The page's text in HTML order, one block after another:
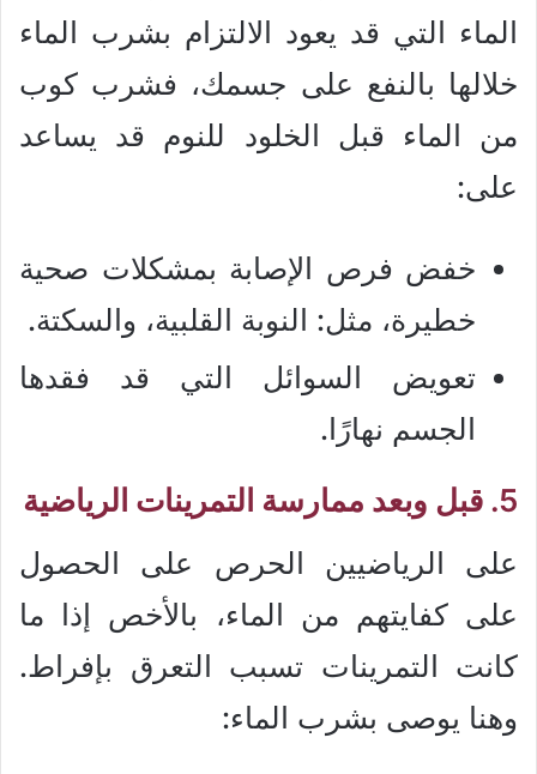
الماء التي قد يعود الالتزام بشرب الماء
خلالها بالنفع على جسمك، فشرب كوب
من الماء قبل الخلود للنوم قد يساعد
على:
خفض فرص الإصابة بمشكلات صحية
خطيرة، مثل: النوبة القلبية، والسكتة.
تعويض السوائل التي قد فقدها
الجسم نهارًا.
5. قبل وبعد ممارسة التمرينات الرياضية
على الرياضيين الحرص على الحصول
على كفايتهم من الماء، بالأخص إذا ما
كانت التمرينات تسبب التعرق بإفراط.
وهنا يوصى بشرب الماء: